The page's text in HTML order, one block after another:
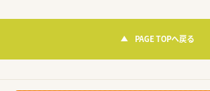
PAGE TOPへ戻る